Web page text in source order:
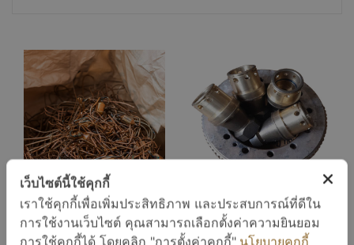
เศษทองแดง เศษทองเหลือง
เว็บไซต์นี้ใช้คุกกี้
เราใช้คุกกี้เพื่อเพิ่มประสิทธิภาพ และประสบการณ์ที่ดีใน
การใช้งานเว็บไซต์ คุณสามารถเลือกตั้งค่าความยินยอม
การใช้คุกกี้ได้ โดยคลิก "การตั้งค่าคุกกี้" นโยบายคุกกี้